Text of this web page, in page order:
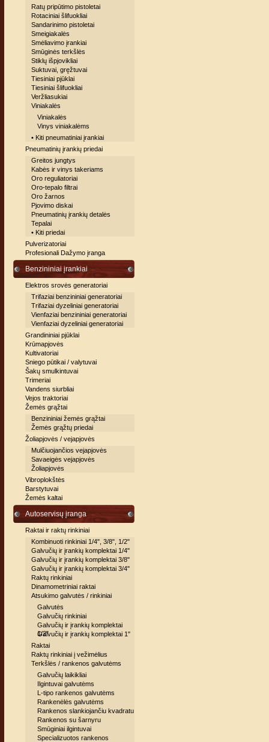
Ratų pripūtimo pistoletai
Rotaciniai šlifuokliai
Sandarinimo pistoletai
Smeigiakalės
Smėliavimo įrankiai
Smūginės terkšlės
Stiklų išpjovikliai
Suktuvai, gręžtuvai
Tiesiniai pjūklai
Tiesiniai šlifuokliai
Veržliasukiai
Viniakalės
Viniakalės
Vinys viniakalėms
• Kiti pneumatiniai įrankiai
Pneumatinių įrankių priedai
Greitos jungtys
Kabės ir vinys takeriams
Oro reguliatoriai
Oro-tepalo filtrai
Oro žarnos
Pjovimo diskai
Pneumatinių įrankių detalės
Tepalai
• Kiti priedai
Pulverizatoriai
Profesionali Dažymo įranga
Benzininiai įrankiai
Elektros srovės generatoriai
Trifaziai benzininiai generatoriai
Trifaziai dyzeliniai generatoriai
Vienfaziai benzininiai generatoriai
Vienfaziai dyzeliniai generatoriai
Grandininiai pjūklai
Krūmapjovės
Kultivatoriai
Sniego pūtikai / valytuvai
Šakų smulkintuvai
Trimeriai
Vandens siurbliai
Vejos traktoriai
Žemės grąžtai
Benzininiai žemės grąžtai
Žemės grąžtų priedai
Žoliapjovės / vejapjovės
Mulčiuojančios vejapjovės
Savaeigės vejapjovės
Žoliapjovės
Vibroplokštės
Barstytuvai
Žemės kaltai
Autoservisų įranga
Raktai ir raktų rinkiniai
Kombinuoti rinkiniai 1/4", 3/8", 1/2"
Galvučių ir įrankių komplektai 1/4"
Galvučių ir įrankių komplektai 3/8"
Galvučių ir įrankių komplektai 3/4"
Raktų rinkiniai
Dinamometriniai raktai
Atsukimo galvutės / rinkiniai
Galvutės
Galvučių rinkiniai
Galvučių ir įrankių komplektai
1/2"
Galvučių ir įrankių komplektai 1"
Raktai
Raktų rinkiniai į vežimėlius
Terkšlės / rankenos galvutėms
Galvučių laikikliai
Ilgintuvai galvutėms
L-tipo rankenos galvutėms
Rankenėlės galvutėms
Rankenos slankiojančiu kvadratu
Rankenos su šarnyru
Smūginiai ilgintuvai
Specializuotos rankenos